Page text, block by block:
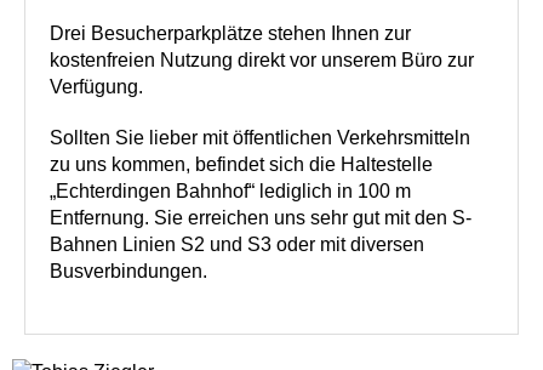
Drei Besucherparkplätze stehen Ihnen zur
kostenfreien Nutzung direkt vor unserem Büro zur
Verfügung.
Sollten Sie lieber mit öffentlichen Verkehrsmitteln
zu uns kommen, befindet sich die Haltestelle
„Echterdingen Bahnhof“ lediglich in 100 m
Entfernung. Sie erreichen uns sehr gut mit den S-
Bahnen Linien S2 und S3 oder mit diversen
Busverbindungen.